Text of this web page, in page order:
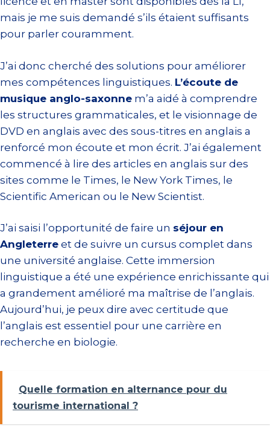
mais je me suis demandé s’ils étaient suffisants
pour parler couramment.
J’ai donc cherché des solutions pour améliorer
mes compétences linguistiques. L’écoute de
musique anglo-saxonne m’a aidé à comprendre
les structures grammaticales, et le visionnage de
DVD en anglais avec des sous-titres en anglais a
renforcé mon écoute et mon écrit. J’ai également
commencé à lire des articles en anglais sur des
sites comme le Times, le New York Times, le
Scientific American ou le New Scientist.
J’ai saisi l’opportunité de faire un séjour en
Angleterre et de suivre un cursus complet dans
une université anglaise. Cette immersion
linguistique a été une expérience enrichissante qui
a grandement amélioré ma maîtrise de l’anglais.
Aujourd’hui, je peux dire avec certitude que
l’anglais est essentiel pour une carrière en
recherche en biologie.
Quelle formation en alternance pour du
tourisme international ?